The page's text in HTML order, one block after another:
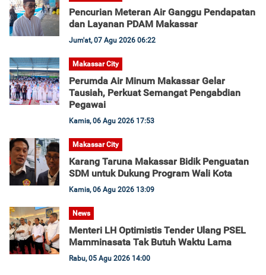
Pencurian Meteran Air Ganggu Pendapatan
dan Layanan PDAM Makassar
Jum'at, 07 Agu 2026 06:22
Makassar City
Perumda Air Minum Makassar Gelar
Tausiah, Perkuat Semangat Pengabdian
Pegawai
Kamis, 06 Agu 2026 17:53
Makassar City
Karang Taruna Makassar Bidik Penguatan
SDM untuk Dukung Program Wali Kota
Kamis, 06 Agu 2026 13:09
News
Menteri LH Optimistis Tender Ulang PSEL
Mamminasata Tak Butuh Waktu Lama
Rabu, 05 Agu 2026 14:00